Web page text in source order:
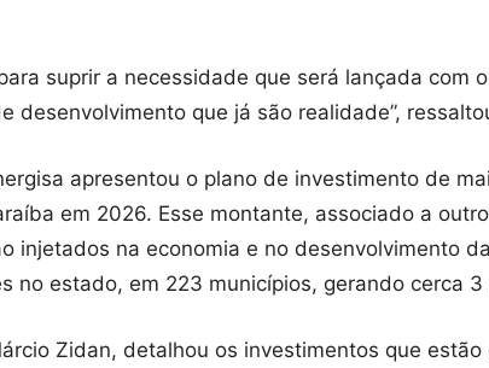
suprir a necessidade que será lançada com
desenvolvimento que já são realidade”,
apresentou o plano de investimento de
em 2026. Esse montante, associado a
injetados na economia e no desenvolvimento
no estado, em 223 municípios, gerando cerca 3
Zidan, detalhou os investimentos que